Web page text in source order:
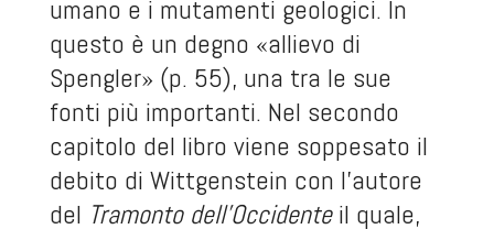
umano e i mutamenti geologici. In
questo è un degno «allievo di
Spengler» (p. 55), una tra le sue
fonti più importanti. Nel secondo
capitolo del libro viene soppesato il
debito di Wittgenstein con l’autore
del Tramonto dell’Occidenteil quale,